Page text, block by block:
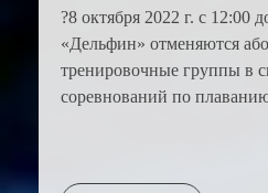
?8 октября 2022 г. с 12:00
«Дельфин» отменяются
тренировочные группы в
соревнований по